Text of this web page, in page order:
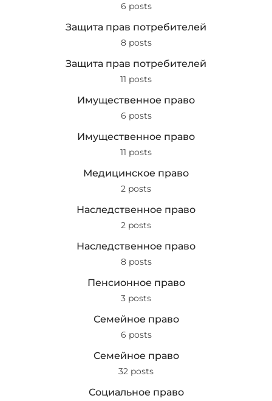
6 posts
Защита прав потребителей
8 posts
Защита прав потребителей
11 posts
Имущественное право
6 posts
Имущественное право
11 posts
Медицинское право
2 posts
Наследственное право
2 posts
Наследственное право
8 posts
Пенсионное право
3 posts
Семейное право
6 posts
Семейное право
32 posts
Социальное право